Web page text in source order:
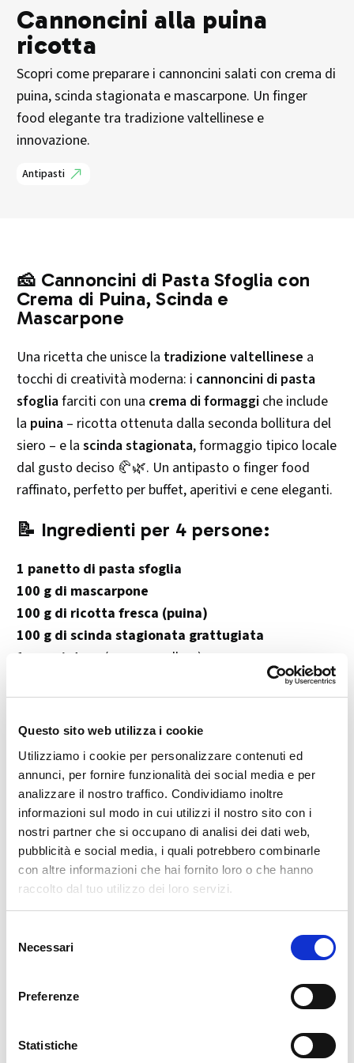
Questo sito web utilizza i cookie
Utilizziamo i cookie per personalizzare contenuti ed
annunci, per fornire funzionalità dei social media e per
analizzare il nostro traffico. Condividiamo inoltre
informazioni sul modo in cui utilizzi il nostro sito con i
nostri partner che si occupano di analisi dei dati web,
pubblicità e social media, i quali potrebbero combinarle
con altre informazioni che hai fornito loro o che hanno
raccolto dal tuo utilizzo dei loro servizi.
delNecessari
Preferenze
Statistiche
Cannoncini alla puina
ricotta
Scopri come preparare i cannoncini salati con crema di
puina, scinda stagionata e mascarpone. Un finger
food elegante tra tradizione valtellinese e
innovazione.
Antipasti
🧀 Cannoncini di Pasta Sfoglia con
Crema di Puina, Scinda e
Mascarpone
Una ricetta che unisce la tradizione valtellinese a
tocchi di creatività moderna: i cannoncini di pasta
sfogliafarciti con una crema di formaggi che include
la puina – ricotta ottenuta dalla seconda bollitura del
siero – e la scinda stagionata, formaggio tipico locale
dal gusto deciso 🥐🌿. Un antipasto o finger food
raffinato, perfetto per buffet, aperitivi e cene eleganti.
📝 Ingredienti per 4 persone:
1 panetto di pasta sfoglia
100 g di mascarpone
100 g di ricotta fresca (puina)
100 g di scinda stagionata grattugiata
1 uovo intero
(per spennellare)
(facoltativa, per ammorbidire la
crema)
Prezzemolo fresco tritato
Granella di pistacchi
(per decorare)
👩‍🍳 Preparazione:
👉 1. Preparazione dei cannoncini:
Stendi la pasta sfoglia e tagliala a strisce,
modellandole intorno astampini per cannoncini.
Spennella con l’uovo intero sbattuto
doratura.